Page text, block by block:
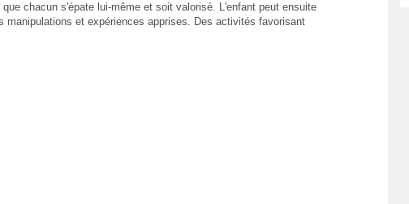
chacun s'épate lui-même et soit valorisé. L'enfant peut ensuite
manipulations et expériences apprises. Des activités favorisant